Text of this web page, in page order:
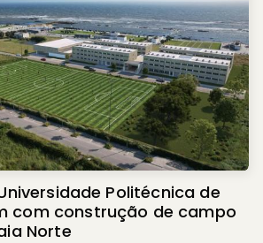
Politécnica de
com construção de campo
Norte